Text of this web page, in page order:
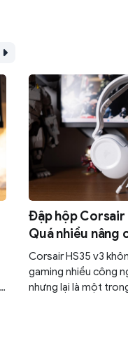
Đập hộp Corsair
Quá nhiều nâng
một chiếc tai
Corsair HS35 v3
gaming nhiều công
nhưng lại là một